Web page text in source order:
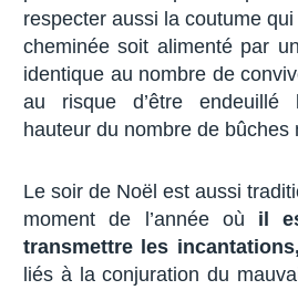
respecter aussi la coutume
cheminée soit alimenté par
identique au nombre de
au risque d’être endeuillé
hauteur du nombre de bûches
Le soir de Noël est aussi
moment de l’année où il
transmettre les
liés à la conjuration du